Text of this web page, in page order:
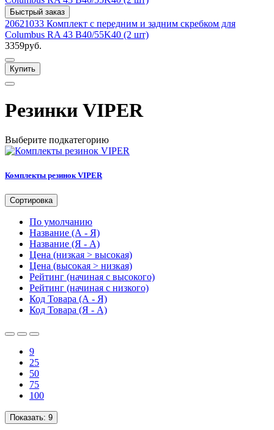
Быстрый заказ
20621033 Комплект с передним и задним скребком для
Columbus RA 43 B40/55K40 (2 шт)
3359руб.
Купить
Резинки VIPER
Выберите подкатегорию
Комплекты резинок VIPER
Сортировка
По умолчанию
Название (А - Я)
Название (Я - А)
Цена (низкая > высокая)
Цена (высокая > низкая)
Рейтинг (начиная с высокого)
Рейтинг (начиная с низкого)
Код Товара (А - Я)
Код Товара (Я - А)
9
25
50
75
100
Показать: 9